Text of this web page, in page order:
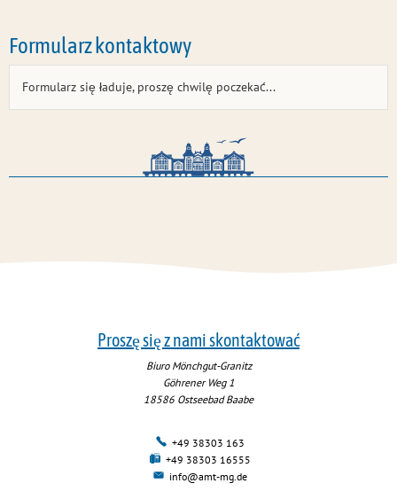
Formularz kontaktowy
Formularz się ładuje, proszę chwilę poczekać...
Proszę się z nami skontaktować
Biuro Mönchgut-Granitz
Göhrener Weg 1
18586 Ostseebad Baabe
+49 38303 163
+49 38303 16555
info@amt-mg.de